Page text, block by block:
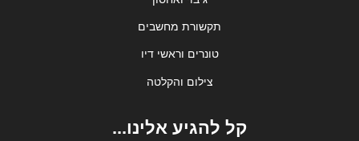
תקשורת מחשבים
טונרים וראשי דיו
צילום והקלטה
קל להגיע אלינו...